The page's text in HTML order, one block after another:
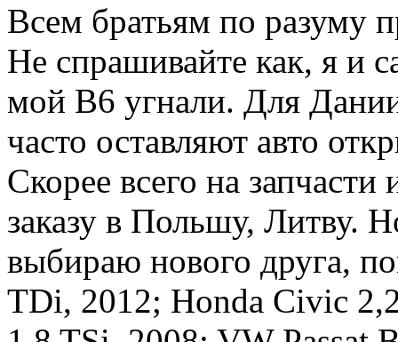
Всем братьям по разуму
Не спрашивайте как, я и
мой B6 угнали. Для Дании
часто оставляют авто
Скорее всего на
заказу в Польшу, Литву.
выбираю нового друга,
TDi, 2012; Honda Civic